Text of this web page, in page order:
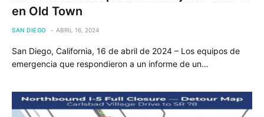
en Old Town
SAN DIEGO ABRIL 16, 2024
San Diego, California, 16 de abril de 2024 – Los equipos de
emergencia que respondieron a un informe de un…